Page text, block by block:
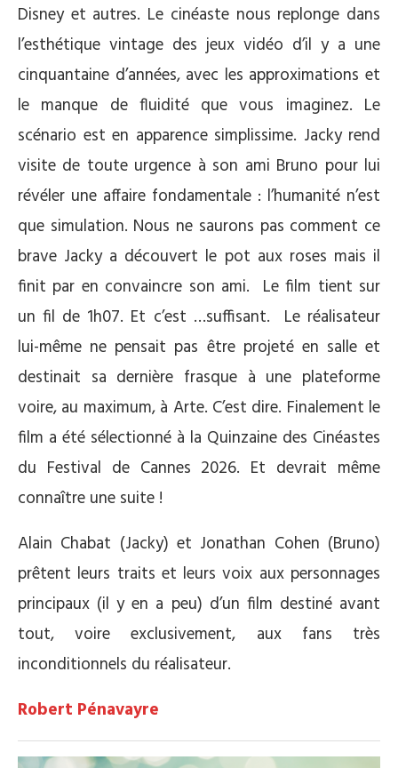
Disney et autres. Le cinéaste nous replonge dans
l’esthétique vintage des jeux vidéo d’il y a une
cinquantaine d’années, avec les approximations et
le manque de fluidité que vous imaginez. Le
scénario est en apparence simplissime. Jacky rend
visite de toute urgence à son ami Bruno pour lui
révéler une affaire fondamentale : l’humanité n’est
que simulation. Nous ne saurons pas comment ce
brave Jacky a découvert le pot aux roses mais il
finit par en convaincre son ami. Le film tient sur
un fil de 1h07. Et c’est …suffisant. Le réalisateur
lui-même ne pensait pas être projeté en salle et
destinait sa dernière frasque à une plateforme
voire, au maximum, à Arte. C’est dire. Finalement le
film a été sélectionné à la Quinzaine des Cinéastes
du Festival de Cannes 2026. Et devrait même
connaître une suite !
Alain Chabat (Jacky) et Jonathan Cohen (Bruno)
prêtent leurs traits et leurs voix aux personnages
principaux (il y en a peu) d’un film destiné avant
tout, voire exclusivement, aux fans très
inconditionnels du réalisateur.
Robert Pénavayre